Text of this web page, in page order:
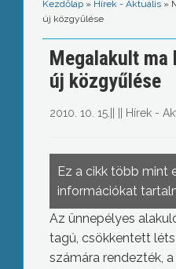
Kezdőlap » Hírek - Aktuális »
új közgyűlése
Megalakult ma
új közgyűlése
2010. 10. 15. Hírek -
Ez a cikk több mint
információkat
Az ünnepélyes
tagú, csökkentett
számára rendezték,